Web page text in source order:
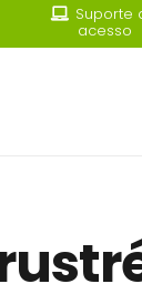
Suporte
acesso